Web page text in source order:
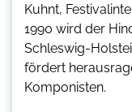
Kuhnt,
1990 wird der
Schleswig-
fördert
Komponisten.